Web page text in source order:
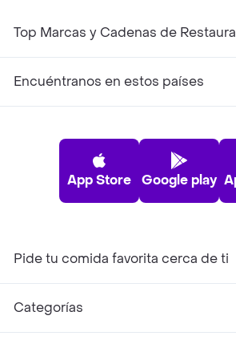
Top Marcas y Cadenas de
Encuéntranos en estos países
App Store Google play
Pide tu comida favorita cerca de ti
Categorías